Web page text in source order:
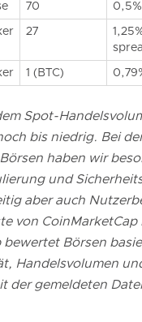
70 0,5%
27
1 (BTC)
Spot-
bis niedrig. Bei
haben wir
und
aber auch
von
bewertet Börsen
Handelsvolumen
der gemeldeten